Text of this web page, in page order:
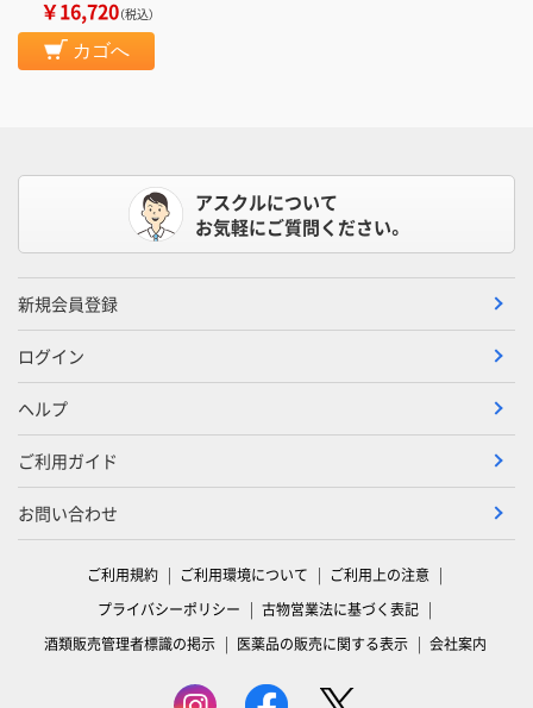
￥16,720（税込）
カゴへ
アスクルについて
お気軽にご質問ください。
新規会員登録
ログイン
ヘルプ
ご利用ガイド
お問い合わせ
ご利用規約 ご利用環境について
ご利用上の注意
プライバシーポリシー
古物営業法に基づく表記
酒類販売管理者標識の掲示
医薬品の販売に関する表示 会社案内